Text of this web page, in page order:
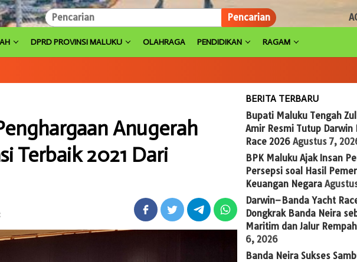
Pencarian
DPRD PROVINSI MALUKU OLAHRAGA PENDIDIKAN RAGAM
Anugerah
Terbaik 2021 Dari
BERITA TERBARU
Bupati Maluku Tengah
Amir Resmi Tutup Darwin
Race 2026 Agustus 7,
BPK Maluku Ajak Insan
Persepsi soal Hasil
Keuangan Negara
Darwin–Banda Yacht
Dongkrak Banda Neira
Maritim dan Jalur
6, 2026
Banda Neira Sukses